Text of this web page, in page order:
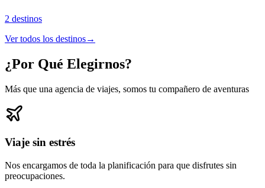
2 destinos
Ver todos los destinos→
¿Por Qué Elegirnos?
Más que una agencia de viajes, somos tu compañero de aventuras
Viaje sin estrés
Nos encargamos de toda la planificación para que disfrutes sin
preocupaciones.